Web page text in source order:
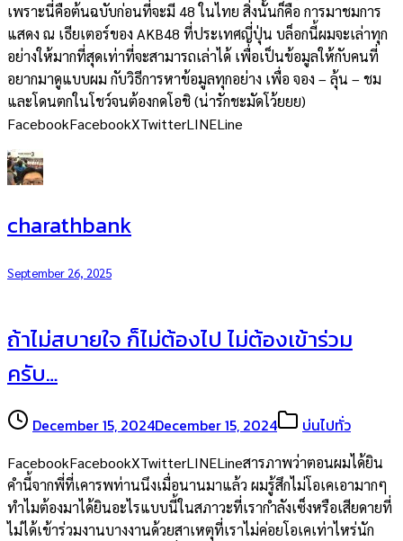
เพราะนี่คือต้นฉบับก่อนที่จะมี 48 ในไทย สิ่งนั้นก็คือ การมาชมการ
แสดง ณ เธียเตอร์ของ AKB48 ที่ประเทศญี่ปุ่น บล็อกนี้ผมจะเล่าทุก
อย่างให้มากที่สุดเท่าที่จะสามารถเล่าได้ เพื่อเป็นข้อมูลให้กับคนที่
อยากมาดูแบบผม กับวิธีการหาข้อมูลทุกอย่าง เพื่อ จอง – ลุ้น – ชม
และโดนตกในโชว์จนต้องกดโอชิ (น่ารักชะมัดโว้ยยย)
FacebookFacebookXTwitterLINELine
charathbank
September 26, 2025
ถ้าไม่สบายใจ ก็ไม่ต้องไป ไม่ต้องเข้าร่วม
ครับ…
December 15, 2024December 15, 2024 บ่นไปทั่ว
FacebookFacebookXTwitterLINELineสารภาพว่าตอนผมได้ยิน
คำนี้จากพี่ที่เคารพท่านนึงเมื่อนานมาแล้ว ผมรู้สึกไม่โอเคเอามากๆ
ทำไมต้องมาได้ยินอะไรแบบนี้ในสภาวะที่เรากำลังเซ็งหรือเสียดายที่
ไม่ได้เข้าร่วมงานบางงานด้วยสาเหตุที่เราไม่ค่อยโอเคเท่าไหร่นัก